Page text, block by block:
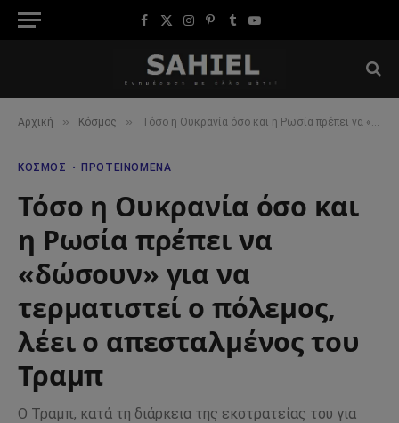
Facebook
X
Instagram
Pinterest
TumblrYouTube
Αρχική » Κόσμος » Τόσο η Ουκρανία όσο και η Ρωσία πρέπει να «δώσουν» για να τερματιστεί ο πόλεμος, λέει ο απεσταλμένος του Τραμπ
ΚΌΣΜΟΣ ΠΡΟΤΕΙΝΌΜΕΝΑ
Τόσο η Ουκρανία όσο και
η Ρωσία πρέπει να
«δώσουν» για να
τερματιστεί ο πόλεμος,
λέει ο απεσταλμένος του
Τραμπ
Ο Τραμπ, κατά τη διάρκεια της εκστρατείας του για